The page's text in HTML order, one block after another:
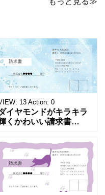
になります。 A4横型サ
ズの無料テンプレート
、Excel・Wo
13 Action: 0
イヤモンドがキラキラ
くかわいい請求書
あふれるライトブルー
背景に、ジュエルモチー
を散りばめた煌びやか
請求書素材です。清潔
感と高級感が同居するデ
インは、クライアント